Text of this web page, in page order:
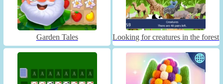
Garden Tales Looking for creatures in the forest